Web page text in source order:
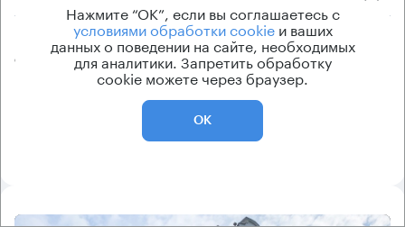
от 415 800 ₽/кв.м
Cтоимость
от 33 356 400 ₽
рейтинг здания
Нажмите “ОК”, если вы соглашаетесь с
условиями обработки cookieи ваших
данных о поведении на сайте, необходимых
для аналитики. Запретить обработку
cookie можете через браузер.
ОК